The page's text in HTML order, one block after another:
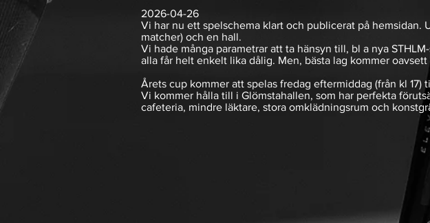
2026-04-26
Vi har nu ett spelschema klart och publicerat på hemsidan.
matcher) och en hall.
Vi hade många parametrar att ta hänsyn till, bl a nya
alla får helt enkelt lika dålig. Men, bästa lag kommer oavsett
Årets cup kommer att spelas fredag eftermiddag (från kl 17)
Vi kommer hålla till i Glömstahallen, som har perfekta
cafeteria, mindre läktare, stora omklädningsrum och